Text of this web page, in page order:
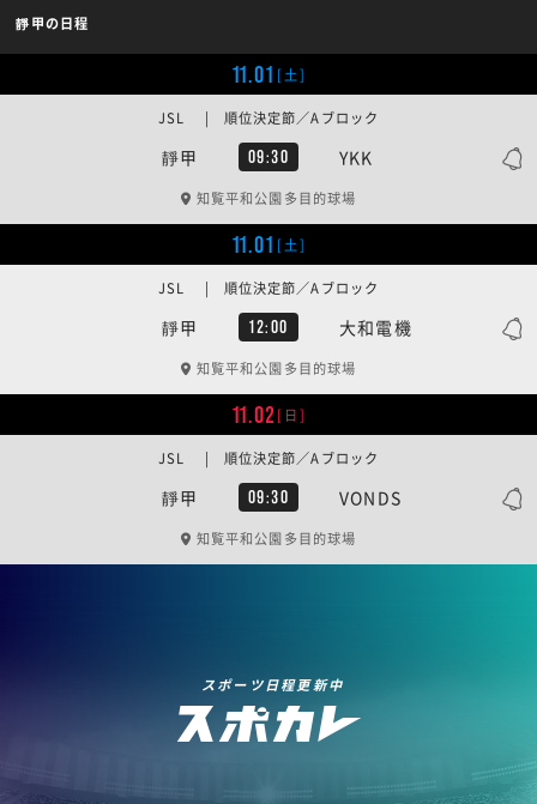
靜甲の日程
11.01 [土]
靜甲 09:30 YKK
JSL | 順位決定節／Aブロック
知覧平和公園多目的球場
11.01 [土]
靜甲 12:00 大和電機
JSL | 順位決定節／Aブロック
知覧平和公園多目的球場
11.02[日]
靜甲 09:30 VONDS
JSL | 順位決定節／Aブロック
知覧平和公園多目的球場
スポーツ日程更新中